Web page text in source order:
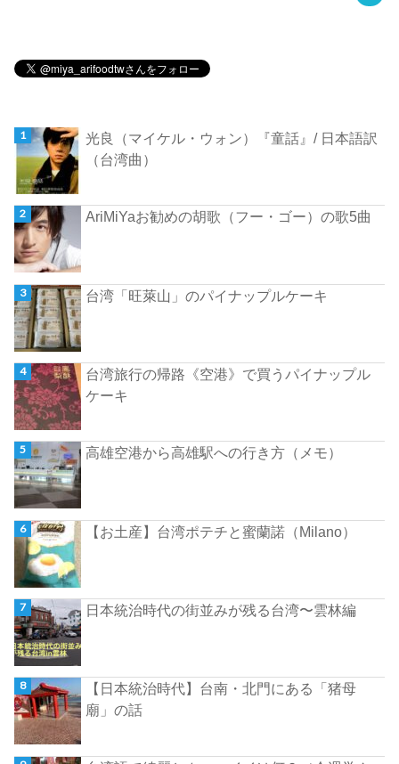
光良（マイケル・ウォン）『童話』/ 日本語訳
（台湾曲）
AriMiYaお勧めの胡歌（フー・ゴー）の歌5曲
台湾「旺萊山」のパイナップルケーキ
台湾旅行の帰路《空港》で買うパイナップル
ケーキ
高雄空港から高雄駅への行き方（メモ）
【お土産】台湾ポテチと蜜蘭諾（Milano）
日本統治時代の街並みが残る台湾〜雲林編
【日本統治時代】台南・北門にある「猪母
廟」の話